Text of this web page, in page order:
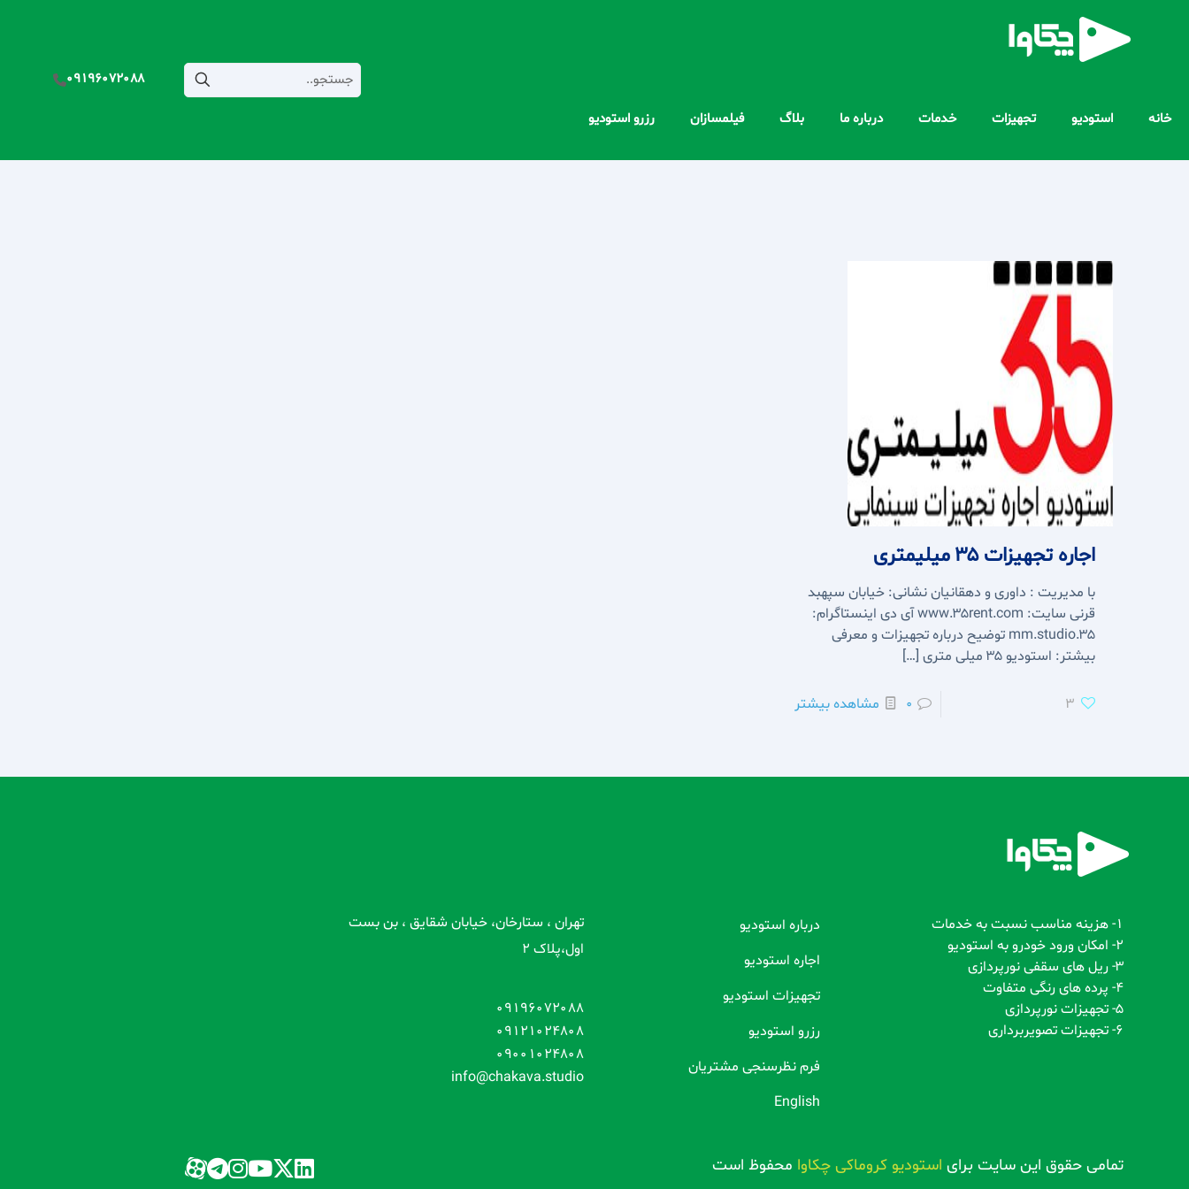
خانه استودیو تجهیزات خدمات درباره ما بلاگ فیلمسازان رزرو استودیو
09196072088
اجاره تجهیزات 35 میلیمتری
با مدیریت : داوری و دهقانیان نشانی: خیابان سپهبد
قرنی سایت: www.35rent.com آی دی اینستاگرام:
35.mm.studio توضیح درباره تجهیزات و معرفی
بیشتر: استودیو 35 میلی متری
[…]
3
0 مشاهده بیشتر
1- هزینه مناسب نسبت به خدمات
2- امکان ورود خودرو به استودیو
3- ریل های سقفی نورپردازی
4- پرده های رنگی متفاوت
5- تجهیزات نورپردازی
6- تجهیزات تصویربرداری
درباره استودیو
اجاره استودیو
تجهیزات استودیو
رزرو استودیو
فرم نظرسنجی مشتریان
English
تهران ، ستارخان، خیابان شقایق ، بن بست
اول،پلاک 2
09196072088
09121024808
09001024808
info@chakava.studio
تمامی حقوق این سایت برای استودیو کروماکی چکاوا محفوظ است